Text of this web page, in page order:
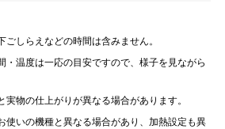
ごしらえなどの時間は含みません。
・温度は一応の目安ですので、様子を見ながら
実物の仕上がりが異なる場合があります。
使いの機種と異なる場合があり、加熱設定も異